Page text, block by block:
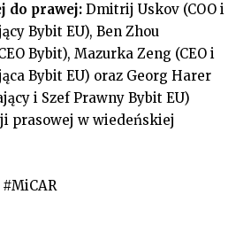
do prawej: Dmitrij Uskov (COO i
Bybit EU), Ben Zhou
Bybit), Mazurka Zeng (CEO i
Bybit EU) oraz Georg Harer
i Szef Prawny Bybit EU)
prasowej w wiedeńskiej